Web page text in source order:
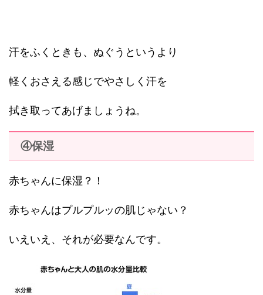
汗をふくときも、ぬぐうというより
軽くおさえる感じでやさしく汗を
拭き取ってあげましょうね。
④保湿
赤ちゃんに保湿？！
赤ちゃんはプルプルッの肌じゃない？
いえいえ、それが必要なんです。